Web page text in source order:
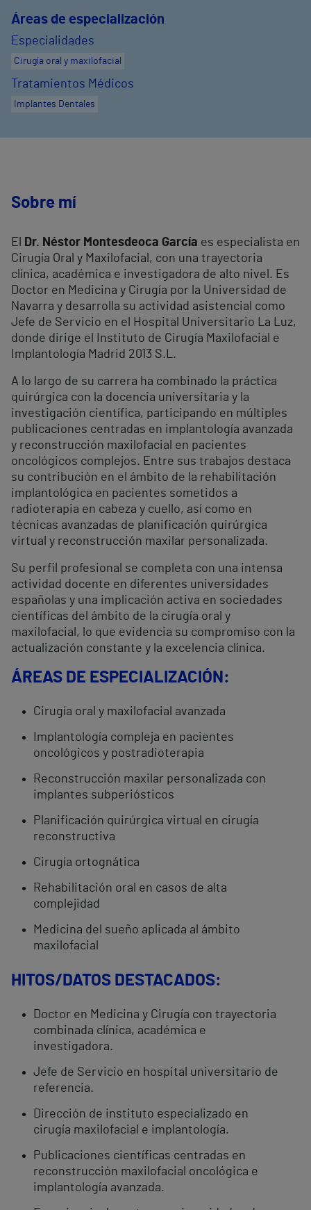
Áreas de especialización
Especialidades
Cirugía oral y maxilofacial
Tratamientos Médicos
Implantes Dentales
Sobre mí
El Dr. Néstor Montesdeoca García es especialista en
Cirugía Oral y Maxilofacial, con una trayectoria
clínica, académica e investigadora de alto nivel. Es
Doctor en Medicina y Cirugía por la Universidad de
Navarra y desarrolla su actividad asistencial como
Jefe de Servicio en el Hospital Universitario La Luz,
donde dirige el Instituto de Cirugía Maxilofacial e
Implantología Madrid 2013 S.L.
A lo largo de su carrera ha combinado la práctica
quirúrgica con la docencia universitaria y la
investigación científica, participando en múltiples
publicaciones centradas en implantología avanzada
y reconstrucción maxilofacial en pacientes
oncológicos complejos. Entre sus trabajos destaca
su contribución en el ámbito de la rehabilitación
implantológica en pacientes sometidos a
radioterapia en cabeza y cuello, así como en
técnicas avanzadas de planificación quirúrgica
virtual y reconstrucción maxilar personalizada.
Su perfil profesional se completa con una intensa
actividad docente en diferentes universidades
españolas y una implicación activa en sociedades
científicas del ámbito de la cirugía oral y
maxilofacial, lo que evidencia su compromiso con la
actualización constante y la excelencia clínica.
ÁREAS DE ESPECIALIZACIÓN:
Cirugía oral y maxilofacial avanzada
Implantología compleja en pacientes
oncológicos y postradioterapia
Reconstrucción maxilar personalizada con
implantes subperiósticos
Planificación quirúrgica virtual en cirugía
reconstructiva
Cirugía ortognática
Rehabilitación oral en casos de alta
complejidad
Medicina del sueño aplicada al ámbito
maxilofacial
HITOS/DATOS DESTACADOS:
Doctor en Medicina y Cirugía con trayectoria
combinada clínica, académica e
investigadora.
Jefe de Servicio en hospital universitario de
referencia.
Dirección de instituto especializado en
cirugía maxilofacial e implantología.
Publicaciones científicas centradas en
reconstrucción maxilofacial oncológica e
implantología avanzada.